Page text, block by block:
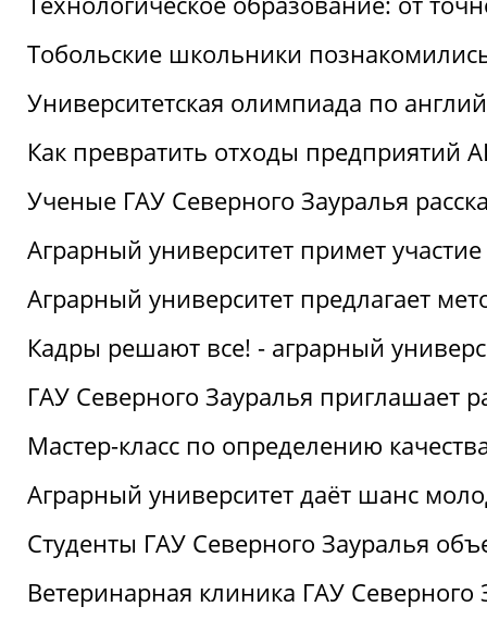
Тобольские школьники
Университетская олимпиада по
Как превратить отходы предприятий
Ученые ГАУ Северного Зауралья
Аграрный университет примет
Аграрный университет предлагает
Кадры решают все! - аграрный
ГАУ Северного Зауралья приглашает
Мастер-класс по определению
Аграрный университет даёт шанс
Студенты ГАУ Северного Зауралья
Ветеринарная клиника ГАУ Северного